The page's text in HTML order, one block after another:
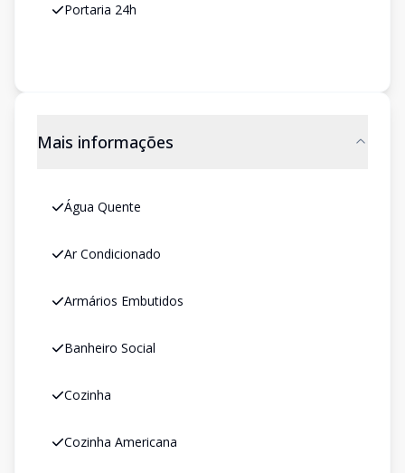
Portaria 24h
Mais informações
Água Quente
Ar Condicionado
Armários Embutidos
Banheiro Social
Cozinha
Cozinha Americana